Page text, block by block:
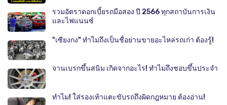
รวมอัตราดอกเบี้ยรถมือสอง ปี 2566 ทุกสถาบันการเงิน
และไฟแนนซ์
"เซียงกง" ทำไมถึงเป็นชื่อย่านขายอะไหล่รถเก่า ต้องรู้!
จานเบรกขึ้นสนิม เกิดจากอะไร! ทำไมถึงชอบขึ้นประจำ
ทำไม! ใส่รองเท้าแตะขับรถถึงผิดกฎหมาย ต้องอ่าน!